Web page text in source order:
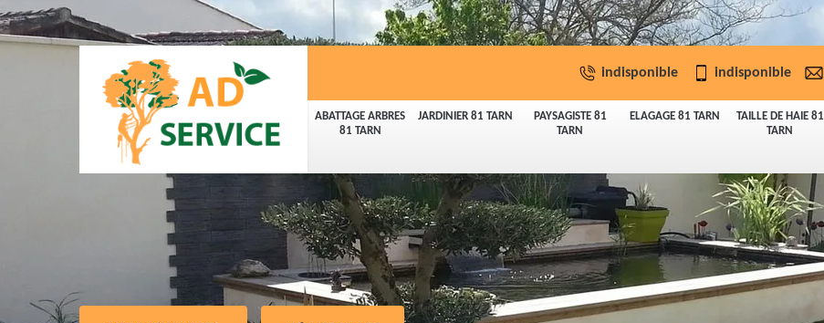
ABATTAGE ARBRES
81 TARN
JARDINIER 81 TARN
PAYSAGISTE 81
TARN
ELAGAGE 81 TARN
TAILLE DE HAIE 81
TARN
indisponible indisponible